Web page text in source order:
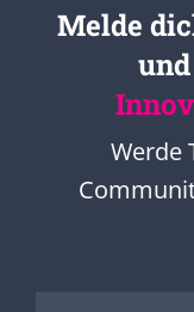
Melde
Werde